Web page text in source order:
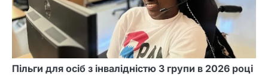
Пільги для осіб з інвалідністю 3 групи в 2026 році